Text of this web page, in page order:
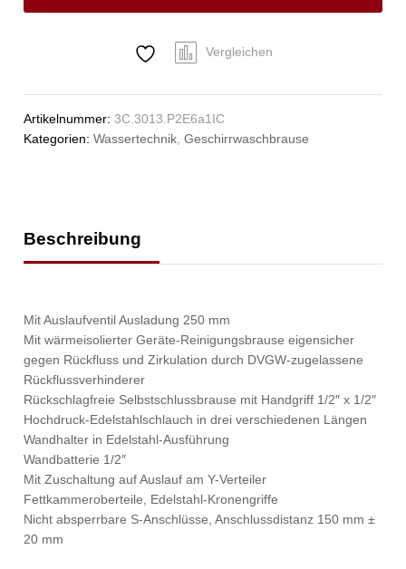
Vergleichen
Artikelnummer:3C.3013.P2E6a1IC
Kategorien:Wassertechnik,Geschirrwaschbrause
Beschreibung
Mit Auslaufventil Ausladung 250 mm
Mit wärmeisolierter Geräte-Reinigungsbrause eigensicher
gegen Rückfluss und Zirkulation durch DVGW-zugelassene
Rückflussverhinderer
Rückschlagfreie Selbstschlussbrause mit Handgriff 1/2″ x 1/2″
Hochdruck-Edelstahlschlauch in drei verschiedenen Längen
Wandhalter in Edelstahl-Ausführung
Wandbatterie 1/2″
Mit Zuschaltung auf Auslauf am Y-Verteiler
Fettkammeroberteile, Edelstahl-Kronengriffe
Nicht absperrbare S-Anschlüsse, Anschlussdistanz 150 mm ±
20 mm